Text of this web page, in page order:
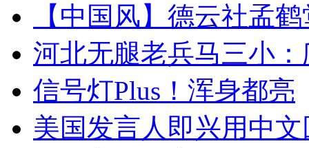
【中国风】德云社孟
河北无腿老兵马三小
信号灯Plus！浑身都亮
美国发言人即兴用中